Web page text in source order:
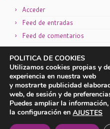
Acceder
Feed de entradas
Feed de comentarios
WordPress.org
Aviso legal| Política de
POLITICA DE COOKIES
Utilizamos cookies propias y
experiencia en nuestra web
y mostrarte publicidad
web, de sesión y de
Puedes ampliar la
la configuración en AJUSTES